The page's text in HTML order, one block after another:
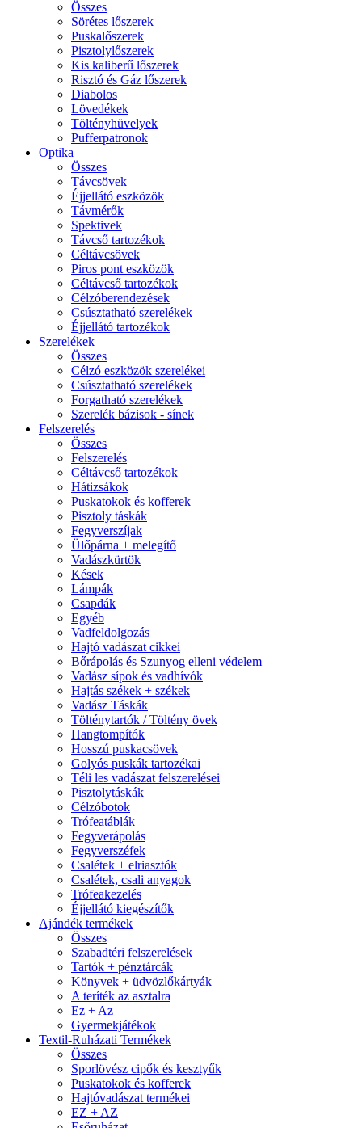
Összes
Sörétes lőszerek
Puskalőszerek
Pisztolylőszerek
Kis kaliberű lőszerek
Risztó és Gáz lőszerek
Diabolos
Lövedékek
Töltényhüvelyek
Pufferpatronok
Optika
Összes
Távcsövek
Éjjellátó eszközök
Távmérők
Spektivek
Távcső tartozékok
Céltávcsövek
Piros pont eszközök
Céltávcső tartozékok
Célzóberendezések
Csúsztatható szerelékek
Éjjellátó tartozékok
Szerelékek
Összes
Célzó eszközök szerelékei
Csúsztatható szerelékek
Forgatható szerelékek
Szerelék bázisok - sínek
Felszerelés
Összes
Felszerelés
Céltávcső tartozékok
Hátizsákok
Puskatokok és kofferek
Pisztoly táskák
Fegyverszíjak
Ülőpárna + melegítő
Vadászkürtök
Kések
Lámpák
Csapdák
Egyéb
Vadfeldolgozás
Hajtó vadászat cikkei
Bőrápolás és Szunyog elleni védelem
Vadász sípok és vadhívók
Hajtás székek + székek
Vadász Táskák
Tölténytartók / Töltény övek
Hangtompítók
Hosszú puskacsövek
Golyós puskák tartozékai
Téli les vadászat felszerelései
Pisztolytáskák
Célzóbotok
Trófeatáblák
Fegyverápolás
Fegyverszéfek
Csalétek + elriasztók
Csalétek, csali anyagok
Trófeakezelés
Éjjellátó kiegészítők
Ajándék termékek
Összes
Szabadtéri felszerelések
Tartók + pénztárcák
Könyvek + üdvözlőkártyák
A teríték az asztalra
Ez + Az
Gyermekjátékok
Textil-Ruházati Termékek
Összes
Sporlövész cipők és kesztyűk
Puskatokok és kofferek
Hajtóvadászat termékei
EZ + AZ